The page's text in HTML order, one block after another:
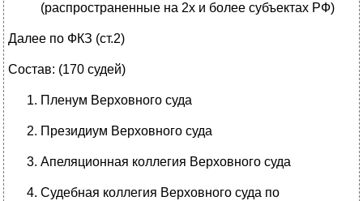
(распространенные на 2х и более субъектах РФ)
Далее по ФКЗ (ст.2)
Состав: (170 судей)
Пленум Верховного суда
Президиум Верховного суда
Апеляционная коллегия Верховного суда
Судебная коллегия Верховного суда по